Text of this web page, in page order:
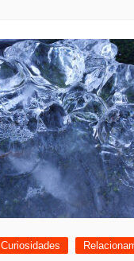
Curiosidades